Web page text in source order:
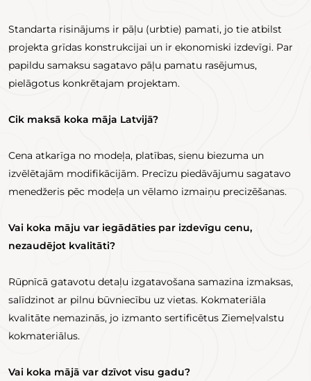
Standarta risinājums ir pāļu (urbtie) pamati, jo tie atbilst
projekta grīdas konstrukcijai un ir ekonomiski izdevīgi. Par
papildu samaksu sagatavo pāļu pamatu rasējumus,
pielāgotus konkrētajam projektam.
Cik maksā koka māja Latvijā?
Cena atkarīga no modeļa, platības, sienu biezuma un
izvēlētajām modifikācijām. Precīzu piedāvājumu sagatavo
menedžeris pēc modeļa un vēlamo izmaiņu precizēšanas.
Vai koka māju var iegādāties par izdevīgu cenu,
nezaudējot kvalitāti?
Rūpnīcā gatavotu detaļu izgatavošana samazina izmaksas,
salīdzinot ar pilnu būvniecību uz vietas. Kokmateriāla
kvalitāte nemazinās, jo izmanto sertificētus Ziemeļvalstu
kokmateriālus.
Vai koka mājā var dzīvot visu gadu?